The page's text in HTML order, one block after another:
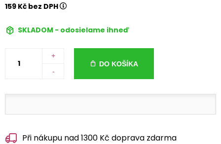
159 Kč bez DPH
SKLADOM - odosielame ihneď
+
-
DO KOŠÍKA
Při nákupu nad 1300 Kč doprava zdarma